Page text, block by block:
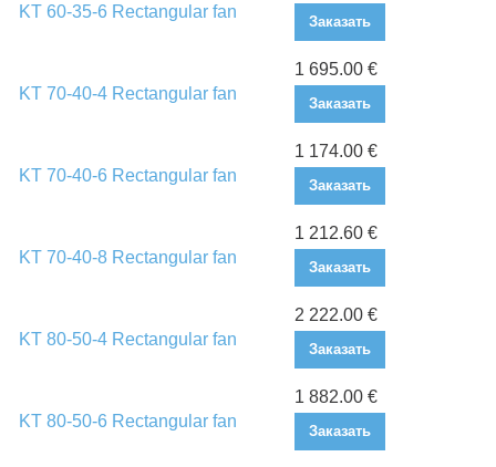
KT 60-35-6 Rectangular fan
Заказать
KT 70-40-4 Rectangular fan
1 695.00 €
Заказать
KT 70-40-6 Rectangular fan
1 174.00 €
Заказать
KT 70-40-8 Rectangular fan
1 212.60 €
Заказать
KT 80-50-4 Rectangular fan
2 222.00 €
Заказать
KT 80-50-6 Rectangular fan
1 882.00 €
Заказать